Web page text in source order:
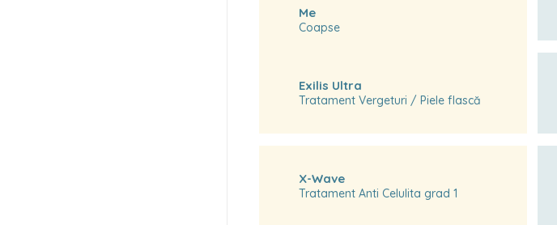
Me
Coapse
Exilis Ultra
Tratament Vergeturi / Piele flască
X-Wave
Tratament Anti Celulita grad 1